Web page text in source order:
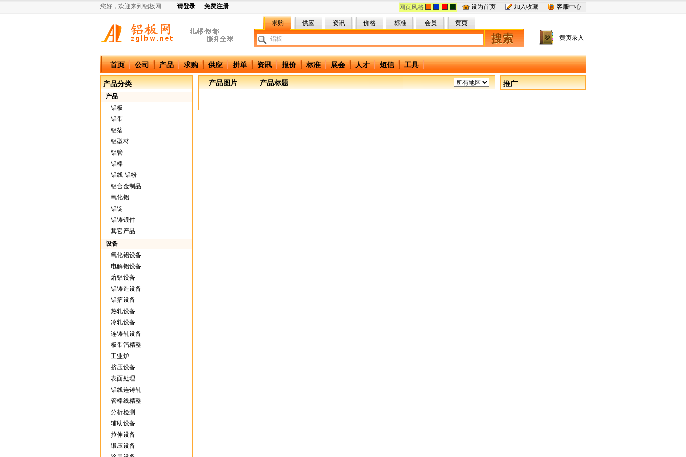
您好，欢迎来到铝板网. 请登录 免费注册 设为首页 加入收藏 客服中心
网页风格
中国铝板网
求购 供应 资讯 价格 标准 会员 黄页
搜索 黄页录入
首页 公司 产品 求购 供应 拼单 资讯 报价 标准 展会 人才 短信 工具
产品分类
产品
铝板
铝带
铝箔
铝型材
铝管
铝棒
铝线 铝粉
铝合金制品
氧化铝
铝锭
铝铸锻件
其它产品
设备
氧化铝设备
电解铝设备
熔铝设备
铝铸造设备
铝箔设备
热轧设备
冷轧设备
连铸轧设备
板带箔精整
工业炉
挤压设备
表面处理
铝线连铸轧
管棒线精整
分析检测
辅助设备
拉伸设备
锻压设备
产品图片 产品标题 推广